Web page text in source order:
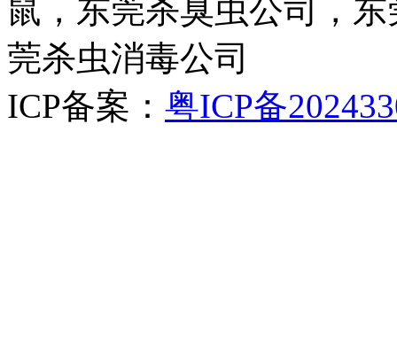
鼠，东莞杀臭虫公司，
莞杀虫消毒公司
ICP备案： 粤ICP备